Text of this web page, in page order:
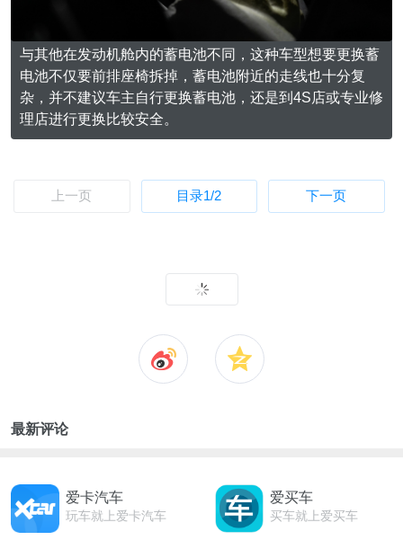
与其他在发动机舱内的蓄电池不同，这种车型想要更换蓄
电池不仅要前排座椅拆掉，蓄电池附近的走线也十分复
杂，并不建议车主自行更换蓄电池，还是到4S店或专业修
理店进行更换比较安全。
上一页 目录1/2 下一页
最新评论
爱卡汽车
玩车就上爱卡汽车
爱买车
买车就上爱买车